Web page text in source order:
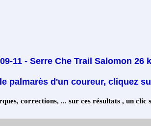
11 - Serre Che Trail Salomon 26
palmarès d'un coureur, cliquez
corrections, ... sur ces résultats , un clic